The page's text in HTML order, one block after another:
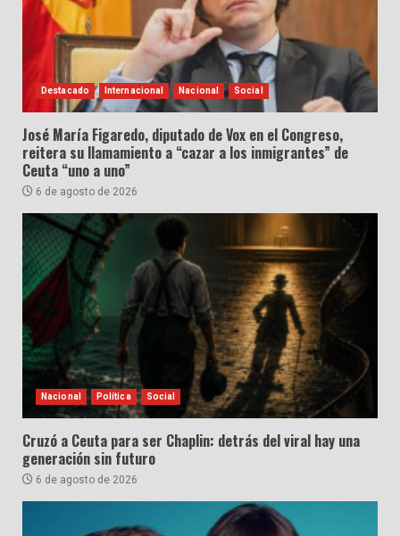
Destacado Internacional Nacional Social
José María Figaredo, diputado de Vox en el Congreso,
reitera su llamamiento a “cazar a los inmigrantes” de
Ceuta “uno a uno”
6 de agosto de 2026
Nacional Política Social
Cruzó a Ceuta para ser Chaplin: detrás del viral hay una
generación sin futuro
6 de agosto de 2026